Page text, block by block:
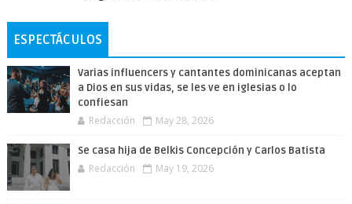
ESPECTÁCULOS
Varias influencers y cantantes dominicanas aceptan
a Dios en sus vidas, se les ve en iglesias o lo
confiesan
Redacción May 28, 2026
Se casa hija de Belkis Concepción y Carlos Batista
Redacción May 19, 2026